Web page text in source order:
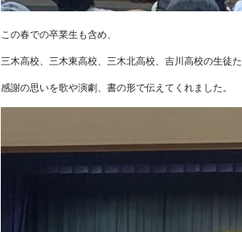
この春での卒業生も含め、
三木高校、三木東高校、三木北高校、吉川高校の生徒
感謝の思いを歌や演劇、書の形で伝えてくれました。